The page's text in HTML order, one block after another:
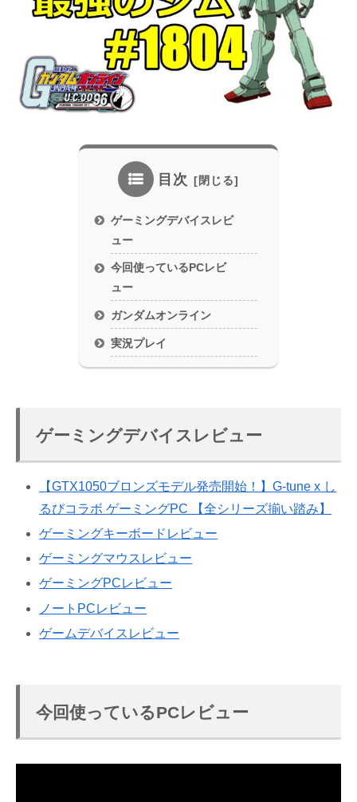
目次
ゲーミングデバイスレビ
ュー
今回使っているPCレビ
ュー
ガンダムオンライン
実況プレイ
ゲーミングデバイスレビュー
【GTX1050ブロンズモデル発売開始！】G-tune x し
るびコラボ ゲーミングPC 【全シリーズ揃い踏み】
ゲーミングキーボードレビュー
ゲーミングマウスレビュー
ゲーミングPCレビュー
ノートPCレビュー
ゲームデバイスレビュー
今回使っているPCレビュー